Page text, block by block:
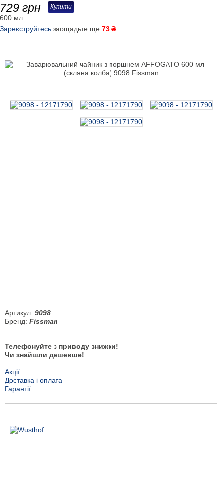
729 грн Купити
600 мл
Зареєструйтесь заощадьте ще 73 ₴
Артикул: 9098
Бренд: Fissman
Телефонуйте з приводу знижки!
Чи знайшли дешевше!
Акції
Доставка і оплата
Гарантії